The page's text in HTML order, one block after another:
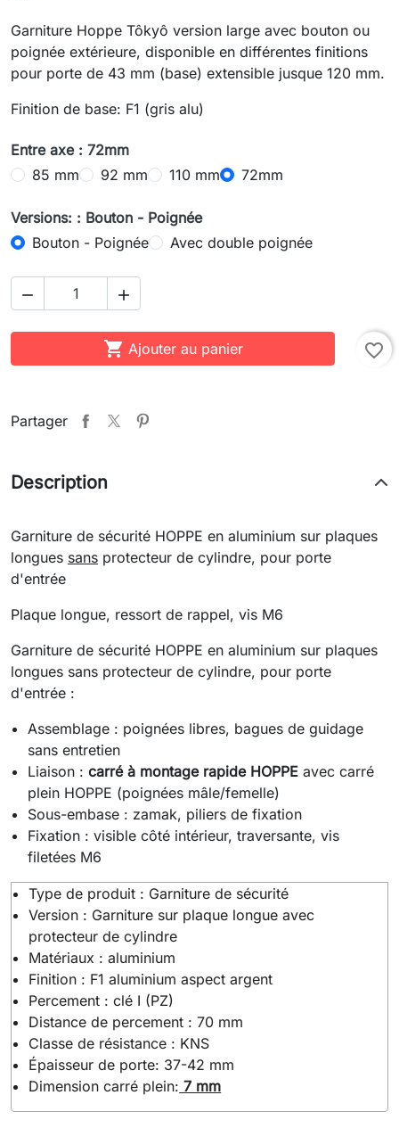
Garniture Hoppe Tôkyô version large avec bouton ou
poignée extérieure, disponible en différentes finitions
pour porte de 43 mm (base) extensible jusque 120 mm.
Finition de base: F1 (gris alu)
Entre axe : 72mm
85 mm
92 mm 110 mm 72mm
Versions: : Bouton - Poignée
Bouton - Poignée
Avec double poignée
 
 Ajouter au panier favorite_border
Partager
Description
Garniture de sécurité HOPPE en aluminium sur plaques
longues sans protecteur de cylindre, pour porte
d'entrée
Plaque longue, ressort de rappel, vis M6
Garniture de sécurité HOPPE en aluminium sur plaques
longues sans protecteur de cylindre, pour porte
d'entrée :
Assemblage : poignées libres, bagues de guidage
sans entretien
Liaison :carré à montage rapide HOPPE avec carré
plein HOPPE (poignées mâle/femelle)
Sous-embase : zamak, piliers de fixation
Fixation : visible côté intérieur, traversante, vis
filetées M6
Type de produit : Garniture de sécurité
Version : Garniture sur plaque longue avec
protecteur de cylindre
Matériaux : aluminium
Finition : F1 aluminium aspect argent
Percement : clé I (PZ)
Distance de percement : 70 mm
Classe de résistance : KNS
Épaisseur de porte: 37-42 mm
Dimension carré plein: 7 mm